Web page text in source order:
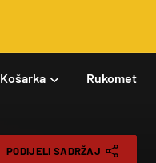
Košarka Rukomet
PODIJELI SADRŽAJ